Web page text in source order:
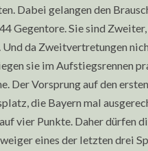
Dabei gelangen den
Gegentore. Sie sind
Und da Zweitvertretungen
sie im Aufstiegsrennen
Der Vorsprung auf den
die Bayern mal
vier Punkte. Daher dürfen
eines der letzten drei